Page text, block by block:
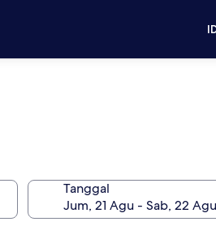
Tanggal